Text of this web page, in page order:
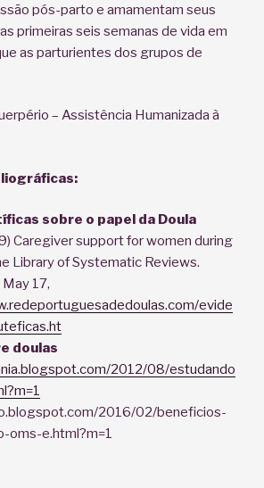
pós-parto e amamentam seus
primeiras seis semanas de vida em
as parturientes dos grupos de
– Assistência Humanizada à
sobre o papel da Doula
Caregiver support for women during
Library of Systematic Reviews.
17,
evide
doulas
2012/08/estudando
2016/02/beneficios-
oms-e.html?m=1